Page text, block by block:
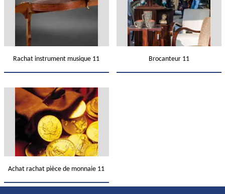
Rachat instrument musique 11 Brocanteur 11
Achat rachat pièce de monnaie 11